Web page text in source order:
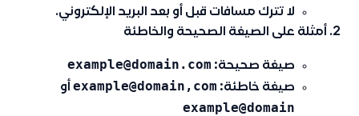
لا تترك مسافات قبل أو بعد البريد الإلكتروني.
أمثلة على الصيغة الصحيحة والخاطئة
صيغة صحيحة: example@domain.com
صيغة خاطئة: example@domain,com أو
example@domain